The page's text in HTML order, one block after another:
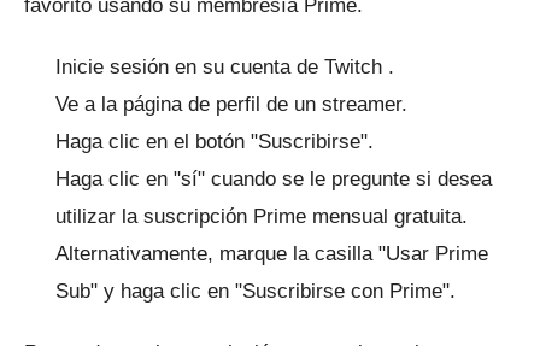
favorito usando su membresía Prime.
Inicie sesión en su cuenta de Twitch .
Ve a la página de perfil de un streamer.
Haga clic en el botón "Suscribirse".
Haga clic en "sí" cuando se le pregunte si desea
utilizar la suscripción Prime mensual gratuita.
Alternativamente, marque la casilla "Usar Prime
Sub" y haga clic en "Suscribirse con Prime".